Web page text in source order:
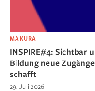
MAKURA
INSPIRE#4: Sichtbar
Bildung neue
schafft
29. Juli 2026